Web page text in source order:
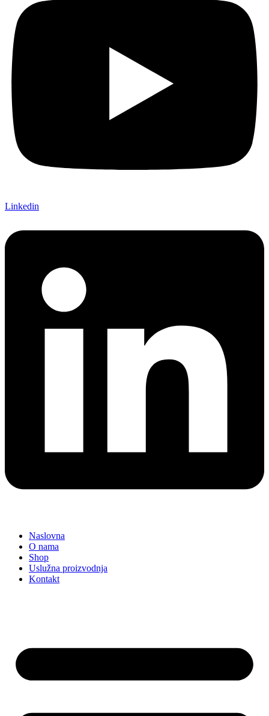
Linkedin
Naslovna
O nama
Shop
Uslužna proizvodnja
Kontakt